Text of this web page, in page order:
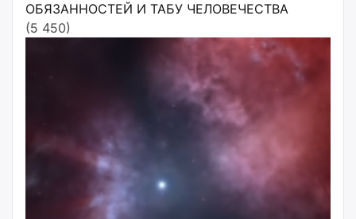
ОБЯЗАННОСТЕЙ И ТАБУ ЧЕЛОВЕЧЕСТВА
(5 450)